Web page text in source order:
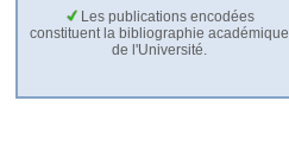
Les publications encodées
constituent la bibliographie académique
de l'Université.